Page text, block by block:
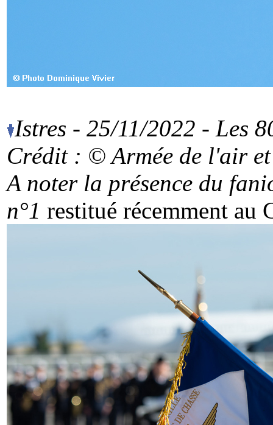
Istres - 25/11/2022 - Les
Crédit : © Armée de l'air
A noter la présence du
n°1 restitué récemment au